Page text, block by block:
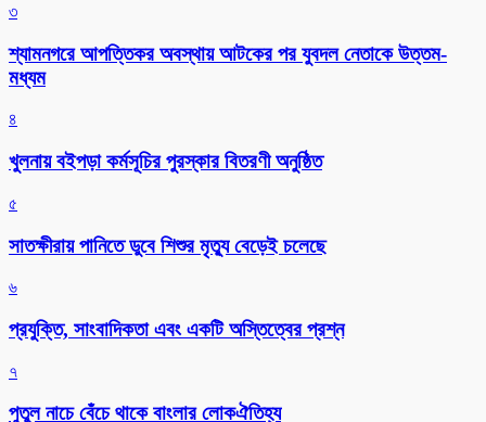
৩
শ্যামনগরে আপত্তিকর অবস্থায় আটকের পর যুবদল নেতাকে উত্তম-
মধ্যম
৪
খুলনায় বইপড়া কর্মসূচির পুরস্কার বিতরণী অনুষ্ঠিত
৫
সাতক্ষীরায় পানিতে ডুবে শিশুর মৃত্যু বেড়েই চলেছে
৬
প্রযুক্তি, সাংবাদিকতা এবং একটি অস্তিত্বের প্রশ্ন
৭
পুতুল নাচে বেঁচে থাকে বাংলার লোকঐতিহ্য